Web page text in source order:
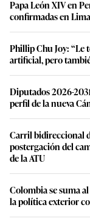
Papa León XIV en
confirmadas en
Phillip Chu Joy: “Le
artificial, pero
Diputados 2026-
perfil de la nueva
Carril bidireccional
postergación del
de la ATU
Colombia se suma
la política exterior